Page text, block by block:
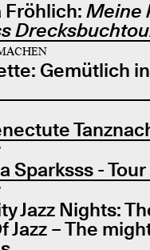
Fröhlich: Meine
Gemütlich
Sparksss - Tour
Jazz Nights:
Jazz – The